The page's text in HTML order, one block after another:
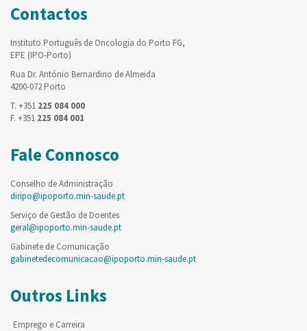
Contactos
Instituto Português de Oncologia do Porto FG,
EPE (IPO-Porto)
Rua Dr. António Bernardino de Almeida
4200-072 Porto
T. +351 225 084 000
F. +351 225 084 001
Fale Connosco
Conselho de Administração
diripo@ipoporto.min-saude.pt
Serviço de Gestão de Doentes
geral@ipoporto.min-saude.pt
Gabinete de Comunicação
gabinetedecomunicacao@ipoporto.min-saude.pt
Outros Links
Emprego e Carreira